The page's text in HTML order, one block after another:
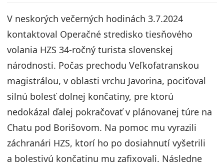
V neskorých večerných hodinách 3.7.2024
kontaktoval Operačné stredisko tiesňového
volania HZS 34-ročný turista slovenskej
národnosti. Počas prechodu Veľkofatranskou
magistrálou, v oblasti vrchu Javorina, pociťoval
silnú bolesť dolnej končatiny, pre ktorú
nedokázal ďalej pokračovať v plánovanej túre na
Chatu pod Borišovom. Na pomoc mu vyrazili
záchranári HZS, ktorí ho po dosiahnutí vyšetrili
a bolestivú končatinu mu zafixovali. Následne